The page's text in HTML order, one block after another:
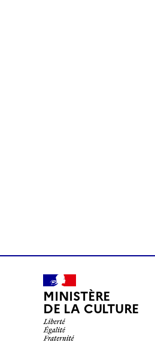
MINISTÈRE
DE LA CULTURE